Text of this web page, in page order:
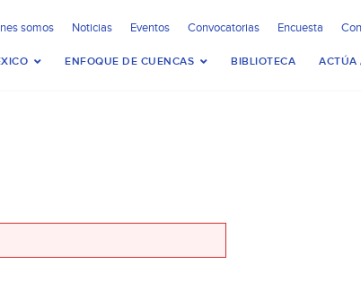
somos Noticias Eventos Convocatorias Encuesta
ENFOQUE DE CUENCAS BIBLIOTECA ACTÚA